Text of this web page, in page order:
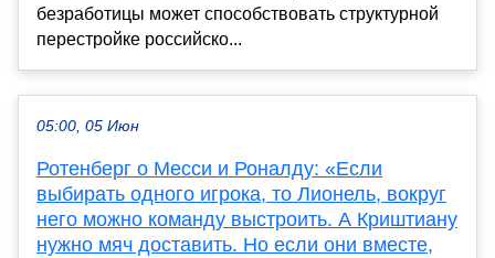
безработицы может способствовать структурной
перестройке российско...
05:00, 05 Июн
Ротенберг о Месси и Роналду: «Если
выбирать одного игрока, то Лионель, вокруг
него можно команду выстроить. А Криштиану
нужно мяч доставить. Но если они вместе,